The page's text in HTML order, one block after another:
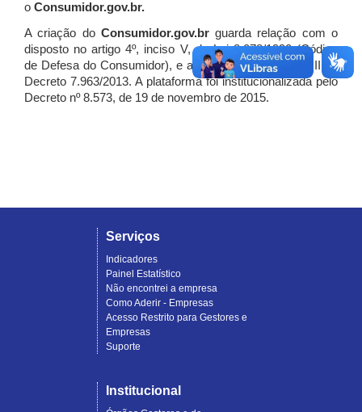
o Consumidor.gov.br.
A criação do Consumidor.gov.brguarda relação com o
disposto no artigo 4º, inciso V, da Lei 8.078/1990 (Código
de Defesa do Consumidor), e artigo 7º, incisos I, II e III do
Decreto 7.963/2013. A plataforma foi institucionalizada pelo
Decreto nº 8.573, de 19 de novembro de 2015.
Serviços
Indicadores
Painel Estatístico
Não encontrei a empresa
Como Aderir - Empresas
Acesso Restrito para Gestores e
Empresas
Suporte
Institucional